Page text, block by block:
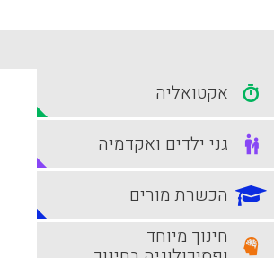
אקטואליה
גני ילדים ואקדמיה
הכשרת מורים
חינוך מיוחד